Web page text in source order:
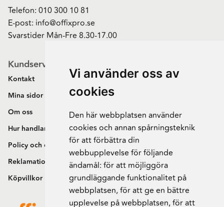
Vi använder oss av
cookies
Den här webbplatsen använder
cookies och annan spårningsteknik
för att förbättra din
webbupplevelse för följande
ändamål: för att möjliggöra
grundläggande funktionalitet på
webbplatsen,för att ge en bättre
upplevelse på webbplatsen,för att
Telefon: 010 300 10 81
E-post: info@offixpro.se
Svarstider Mån-Fre 8.30-17.00
Kundservice
Kontakt
Mina sidor
Om oss
Hur handlar jag?
Policy och cookies
Reklamation och retur
Köpvillkor